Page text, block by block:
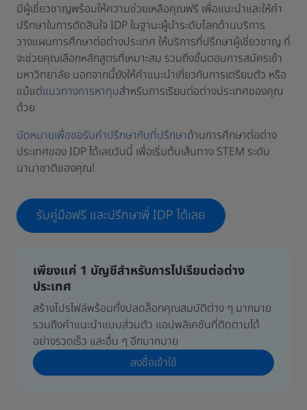
มีผู้เชี่ยวชาญพร้อมให้ความช่วยเหลือคุณฟรี เพื่อแนะนำและให้คำ
ปรึกษาในการตัดสินใจ IDP ในฐานะผู้นำระดับโลกด้านบริการ
วางแผนการศึกษาต่อต่างประเทศ ให้บริการที่ปรึกษาผู้เชี่ยวชาญ ที่
จะช่วยคุณเลือกหลักสูตรที่เหมาะสม รวมถึงขั้นตอนการสมัครเข้า
มหาวิทยาลัย นอกจากนี้ยังให้คำแนะนำเกี่ยวกับการเตรียมตัว หรือ
แม้แต่แนวทางการหาทุนสำหรับการเรียนต่อต่างประเทศของคุณ
ด้วย
นัดหมายเพื่อขอรับคำปรึกษากับที่ปรึกษาด้านการศึกษาต่อต่าง
ประเทศของ IDP ได้เลยวันนี้ เพื่อเริ่มต้นเส้นทาง STEM ระดับ
นานาชาติของคุณ!
รับคู่มือฟรี และปรึกษาพี่ IDP ได้เลย
เพียงแค่ 1 บัญชีสำหรับการไปเรียนต่อต่าง
ประเทศ
สร้างโปรไฟล์พร้อมทั้งปลดล็อกคุณสมบัติต่าง ๆ มากมาย
รวมถึงคำแนะนำแบบส่วนตัว แอปพลิเคชันที่ติดตามได้
อย่างรวดเร็ว และอื่น ๆ อีกมากมาย
ลงชื่อเข้าใช้